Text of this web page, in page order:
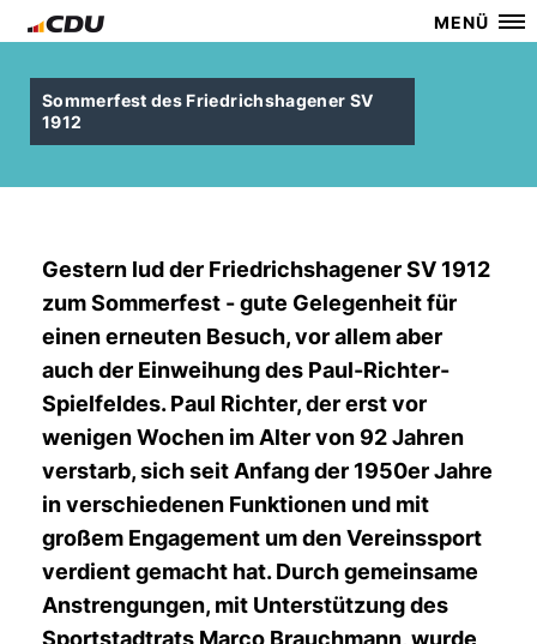
MENÜ
Sommerfest des Friedrichshagener SV
1912
Gestern lud der Friedrichshagener SV 1912
zum Sommerfest - gute Gelegenheit für
einen erneuten Besuch, vor allem aber
auch der Einweihung des Paul-Richter-
Spielfeldes. Paul Richter, der erst vor
wenigen Wochen im Alter von 92 Jahren
verstarb, sich seit Anfang der 1950er Jahre
in verschiedenen Funktionen und mit
großem Engagement um den Vereinssport
verdient gemacht hat. Durch gemeinsame
Anstrengungen, mit Unterstützung des
Sportstadtrats Marco Brauchmann, wurde